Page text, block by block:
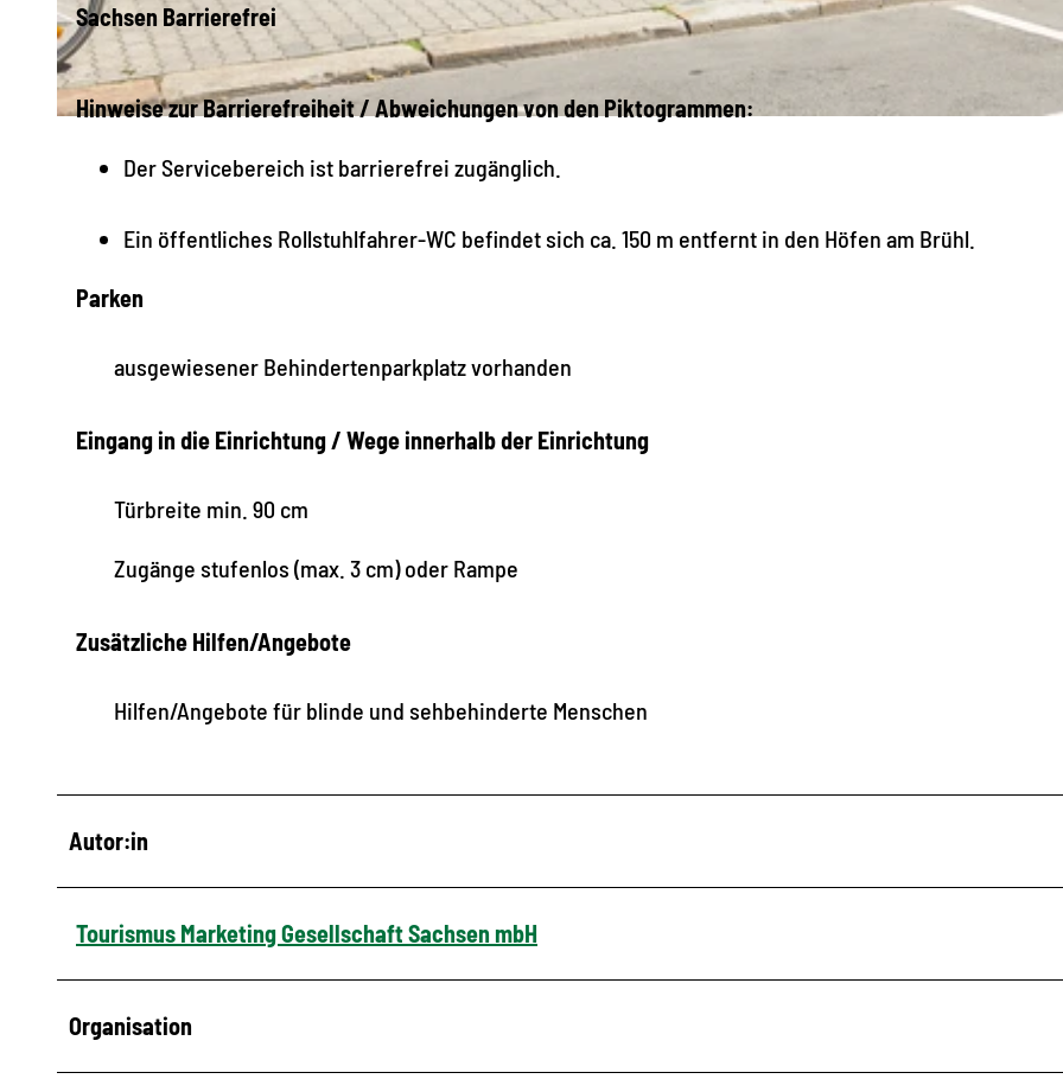
© LTM / www.pkfotografie.com / Philipp Kirschner , Philipp Kirschner / www.pkfotografie.com
Sachsen Barrierefrei
Hinweise zur Barrierefreiheit / Abweichungen von den Piktogrammen:
Der Servicebereich ist barrierefrei zugänglich.
Ein öffentliches Rollstuhlfahrer-WC befindet sich ca. 150 m entfernt in den Höfen am Brühl.
Parken
ausgewiesener Behindertenparkplatz vorhanden
Eingang in die Einrichtung / Wege innerhalb der Einrichtung
Türbreite min. 90 cm
Zugänge stufenlos (max. 3 cm) oder Rampe
Zusätzliche Hilfen/Angebote
Hilfen/Angebote für blinde und sehbehinderte Menschen
Autor:in
Tourismus Marketing Gesellschaft Sachsen mbH
Organisation